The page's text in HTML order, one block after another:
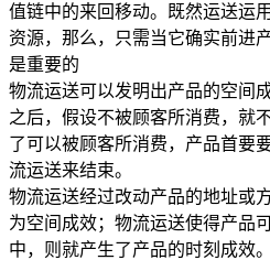
值链中的来回移动。既然运送运
资源，那么，只需当它确实前进
是重要的
物流运送可以发明出产品的空间
之后，假设不被顾客所消费，就
了可以被顾客所消费，产品首要
流运送来结束。
物流运送经过改动产品的地址或
为空间成效；物流运送使得产品
中，则就产生了产品的时刻成效